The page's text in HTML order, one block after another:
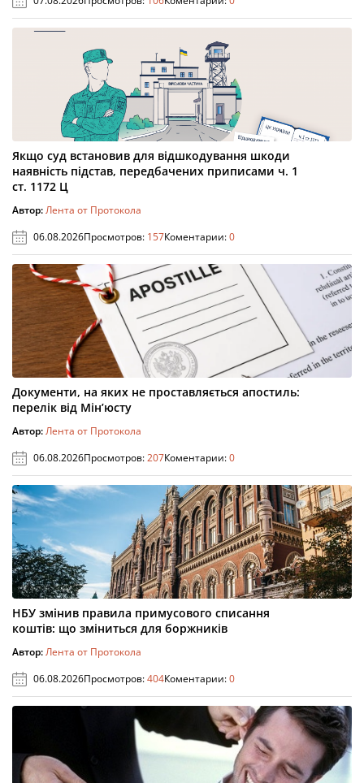
Якщо суд встановив для відшкодування шкоди
наявність підстав, передбачених приписами ч. 1
ст. 1172 Ц
Автор:Лента от Протокола
06.08.2026Просмотров: 157Коментарии:0
Документи, на яких не проставляється апостиль:
перелік від Мін’юсту
Автор:Лента от Протокола
06.08.2026Просмотров:207Коментарии:0
НБУ змінив правила примусового списання
коштів: що зміниться для боржників
Автор:Лента от Протокола
06.08.2026Просмотров:404Коментарии:0